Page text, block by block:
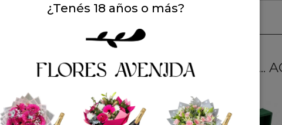
HACELO ESPECIAL...
¿Tenés 18 años o más?